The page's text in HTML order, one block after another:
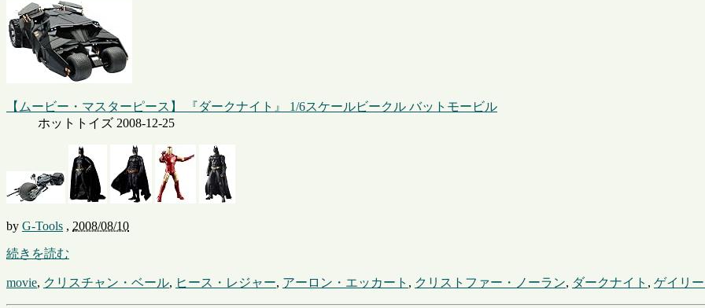
【ムービー・マスターピース】 『ダークナイト』 1/6スケールビークル バットモービル
ホットトイズ 2008-12-25
by G-Tools , 2008/08/10
続きを読む
movie, クリスチャン・ベール, ヒース・レジャー, アーロン・エッカート , クリストファー・ノーラン, ダークナイト , ゲイリ